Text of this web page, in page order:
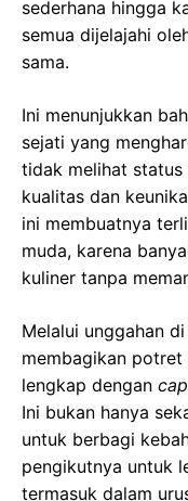
sederhana hingga
semua dijelajahi
sama.
Ini menunjukkan
sejati yang
tidak melihat status
kualitas dan
ini membuatnya
muda, karena
kuliner tanpa
Melalui unggahan
membagikan potret
lengkap dengan
Ini bukan hanya
untuk berbagi
pengikutnya untuk
termasuk dalam